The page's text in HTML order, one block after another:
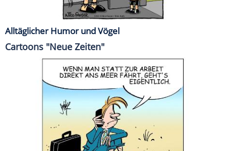
Alltäglicher Humor und Vögel
Cartoons "Neue Zeiten"